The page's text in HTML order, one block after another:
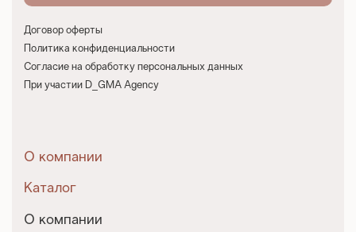
Договор оферты
Политика конфиденциальности
Согласие на обработку персональных данных
При участии D_GMA Agency
О компании
Каталог
О компании